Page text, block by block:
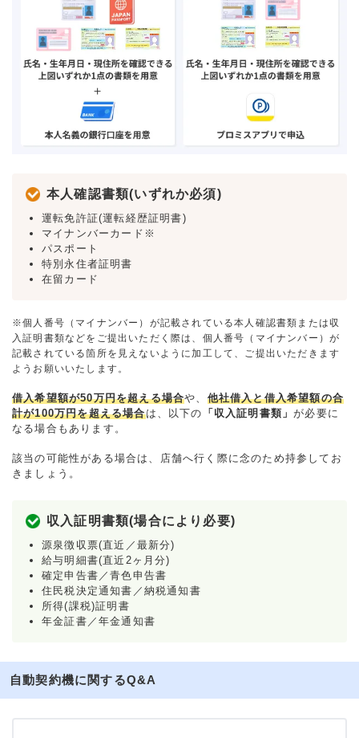
本人確認書類(いずれか必須)
運転免許証(運転経歴証明書)
マイナンバーカード※
パスポート
特別永住者証明書
在留カード
※個人番号（マイナンバー）が記載されている本人確認書類または収
入証明書類などをご提出いただく際は、個人番号（マイナンバー）が
記載されている箇所を見えないように加工して、ご提出いただきます
ようお願いいたします。
借入希望額が50万円を超える場合や、 他社借入と借入希望額の合
計が100万円を超える場合は、以下の 「収入証明書類」が必要に
なる場合もあります。
該当の可能性がある場合は、店舗へ行く際に念のため持参してお
きましょう。
収入証明書類(場合により必要)
源泉徴収票(直近／最新分)
給与明細書(直近2ヶ月分)
確定申告書／青色申告書
住民税決定通知書／納税通知書
所得(課税)証明書
年金証書／年金通知書
自動契約機に関するQ&A